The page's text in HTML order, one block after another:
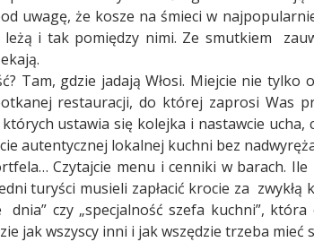
uwagę, że kosze na śmieci w
i tak pomiędzy nimi. Ze smutkiem
Tam, gdzie jadają Włosi. Miejcie nie
restauracji, do której zaprosi Was
ustawia się kolejka i nastawcie
autentycznej lokalnej kuchni bez
Czytajcie menu i cenniki w barach. Ile
turyści musieli zapłacić krocie za zwykłą
dnia” czy „specjalność szefa kuchni”,
jak wszyscy inni i jak wszędzie trzeba mieć